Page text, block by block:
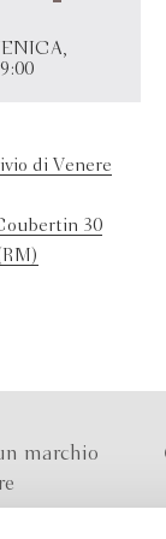
di Venere
30
marchio